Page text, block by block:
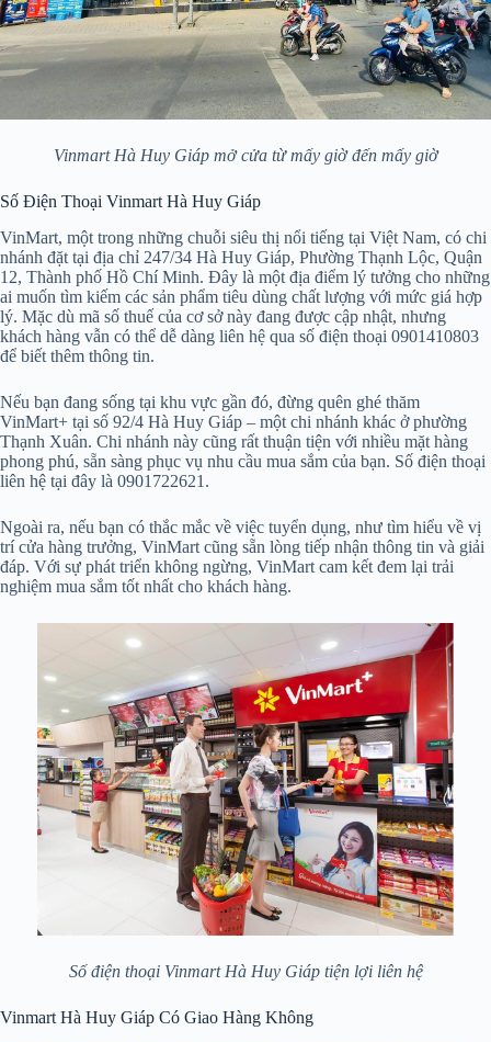
Vinmart Hà Huy Giáp mở cửa từ mấy giờ đến mấy giờ
Số Điện Thoại Vinmart Hà Huy Giáp
VinMart, một trong những chuỗi siêu thị nổi tiếng tại Việt Nam, có chi
nhánh đặt tại địa chỉ 247/34 Hà Huy Giáp, Phường Thạnh Lộc, Quận
12, Thành phố Hồ Chí Minh. Đây là một địa điểm lý tưởng cho những
ai muốn tìm kiếm các sản phẩm tiêu dùng chất lượng với mức giá hợp
lý. Mặc dù mã số thuế của cơ sở này đang được cập nhật, nhưng
khách hàng vẫn có thể dễ dàng liên hệ qua số điện thoại 0901410803
để biết thêm thông tin.
Nếu bạn đang sống tại khu vực gần đó, đừng quên ghé thăm
VinMart+ tại số 92/4 Hà Huy Giáp – một chi nhánh khác ở phường
Thạnh Xuân. Chi nhánh này cũng rất thuận tiện với nhiều mặt hàng
phong phú, sẵn sàng phục vụ nhu cầu mua sắm của bạn. Số điện thoại
liên hệ tại đây là 0901722621.
Ngoài ra, nếu bạn có thắc mắc về việc tuyển dụng, như tìm hiểu về vị
trí cửa hàng trưởng, VinMart cũng sẵn lòng tiếp nhận thông tin và giải
đáp. Với sự phát triển không ngừng, VinMart cam kết đem lại trải
nghiệm mua sắm tốt nhất cho khách hàng.
Số điện thoại Vinmart Hà Huy Giáp tiện lợi liên hệ
Vinmart Hà Huy Giáp Có Giao Hàng Không